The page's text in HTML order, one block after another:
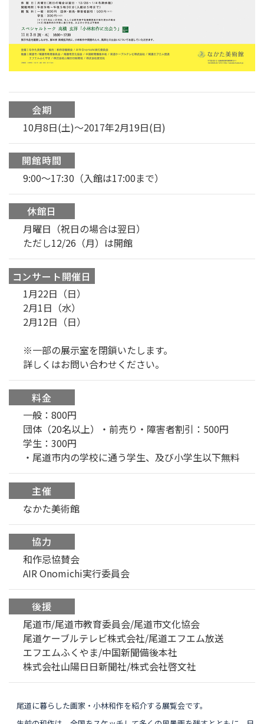
会期
10月8日(土)～2017年2月19日(日)
開館時間
9:00〜17:30（入館は17:00まで）
休館日
月曜日（祝日の場合は翌日）
ただし12/26（月）は開館
コンサート開催日
1月22日（日）
2月1日（水）
2月12日（日）
※一部の展示室を閉鎖いたします。
詳しくはお問い合わせください。
料金
一般：800円
団体（20名以上）・前売り・障害者割引：500円
学生：300円
・尾道市内の学校に通う学生、及び小学生以下無料
主催
なかた美術館
協力
和作忌協賛会
AIR Onomichi実行委員会
後援
尾道市/尾道市教育委員会/尾道市文化協会
尾道ケーブルテレビ株式会社/尾道エフエム放送
エフエムふくやま/中国新聞備後本社
株式会社山陽日日新聞社/株式会社啓文社
尾道に暮らした画家・小林和作を紹介する展覧会です。